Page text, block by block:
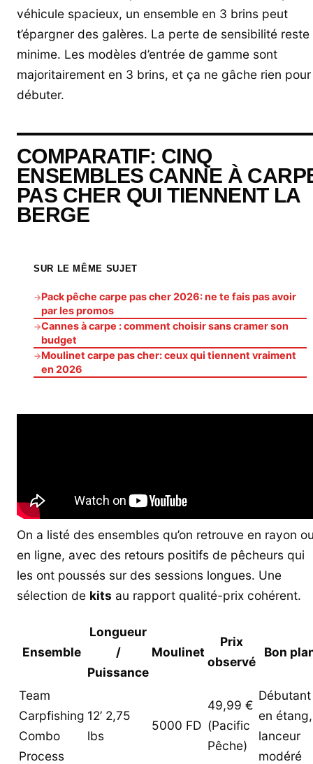
véhicule spacieux, un ensemble en 3 brins peut
t’épargner des galères. La perte de sensibilité reste
minime. Les modèles d’entrée de gamme sont
majoritairement en 3 brins, et ça ne gâche rien pour
débuter.
COMPARATIF: CINQ
ENSEMBLES CANNE À
PAS CHER QUI TIENNENT LA
BERGE
SUR LE MÊME SUJET
→Pack pêche carpe pas cher 2026: ne te fais pas avoir
par les promos
→Cannes à carpe : comment choisir sans cramer son
budget
→Moulinet carpe pas cher: ceux qui tiennent vraiment
en 2026
On a listé des ensembles qu’on retrouve en rayon
en ligne, avec des retours positifs de pêcheurs qui
les ont poussés sur des sessions longues. Une
sélection de kits au rapport qualité-prix cohérent.
Ensemble
Longueur
/
Puissance
Moulinet
Prix
observé
Bon
Team
Carpfishing
Combo
Process
12’ 2,75
lbs
5000 FD
49,99 €
(Pacific
Pêche)
Débutant
en étang,
lanceur
modéré